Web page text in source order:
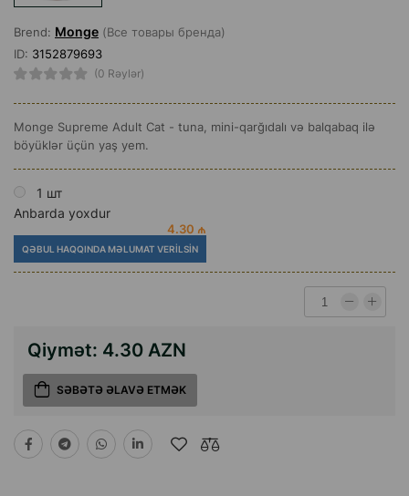
Brend: Monge (Все товары бренда)
ID: 3152879693
(0 Rəylər)
Monge Supreme Adult Cat - tuna, mini-qarğıdalı və balqabaq ilə
böyüklər üçün yaş yem.
1 шт
Anbarda yoxdur
4.30 ₼
QƏBUL HAQQINDA MƏLUMAT VERILSIN
Qiymət: 4.30 AZN
SƏBƏTƏ ƏLAVƏ ETMƏK